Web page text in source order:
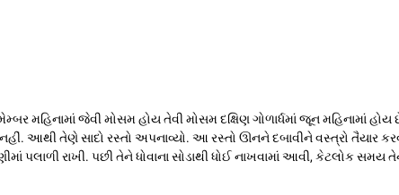
મહિનામાં જેવી મોસમ હોય તેવી મોસમ દક્ષિણ ગોળાર્ધમાં જૂન મહિનામાં
આથી તેણે સાદો રસ્તો અપનાવ્યો. આ રસ્તો ઊનને દબાવીને વસ્ત્રો તૈયાર
પલાળી રાખી. પછી તેને ધોવાના સોડાથી ધોઈ નાખવામાં આવી, કેટલોક સમય